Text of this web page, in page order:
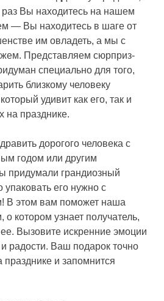
Вы находитесь на нашем
— Вы находитесь в шаге от
им овладеть, а мы с
Представляем сюрприз-
специально для того,
близкому человеку
удивит как его, так и
на празднике.
дорогого человека с
годом или другим
придумали грандиозный
упаковать его нужно с
В этом вам поможет наша
о котором узнает получатель,
ее. Вызовите искренние эмоции
радости. Ваш подарок точно
и запомнится